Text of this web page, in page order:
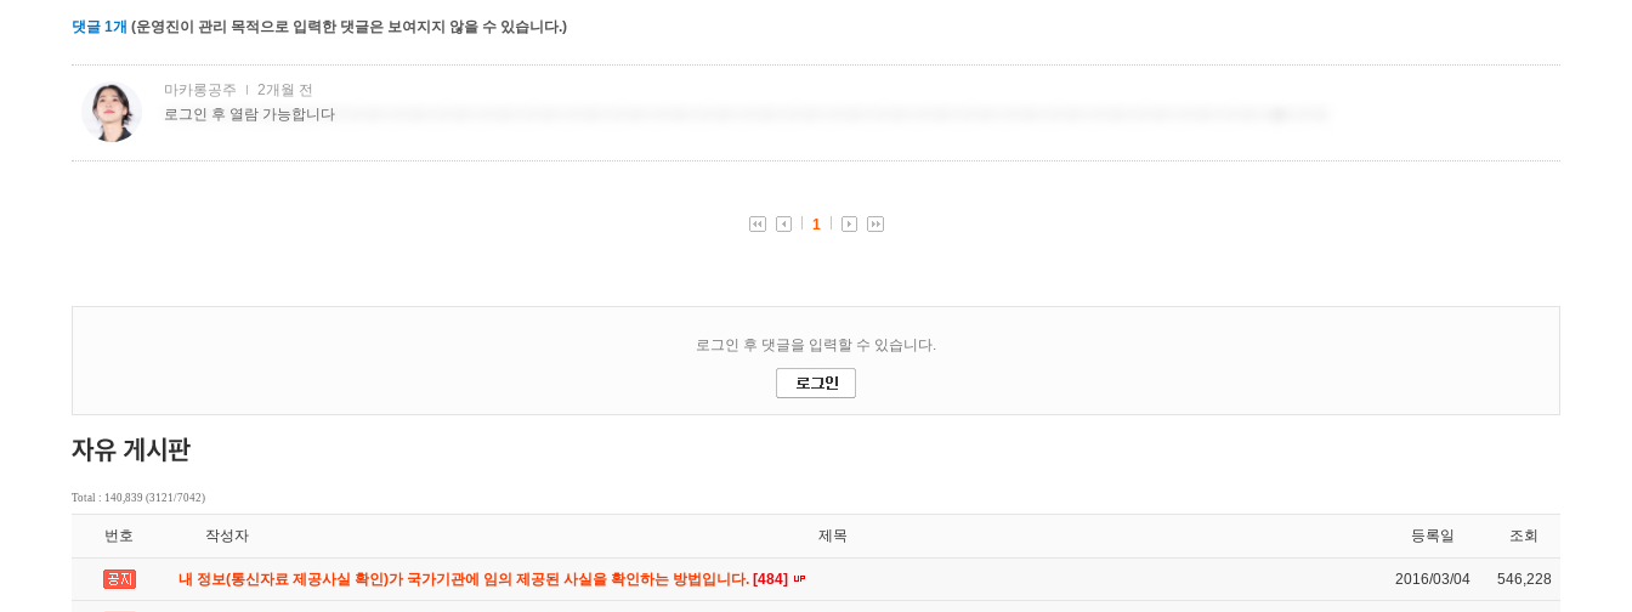
댓글 1개 (운영진이 관리 목적으로 입력한 댓글은 보여지지 않을 수 있습니다.)
Total : 140,839 (3121/7042)
번호 작성자 제목 등록일 조회
내 정보(통신자료 제공사실 확인)가 국가기관에 임의 제공된 사실을 확인하는 방법입니다. [484] 2016/03/04 546,228